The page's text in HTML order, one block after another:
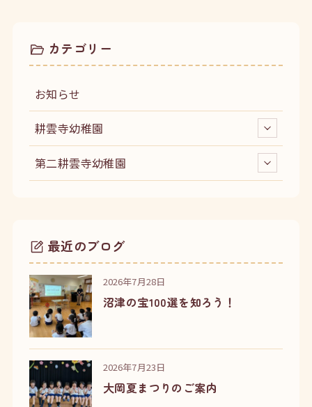
カテゴリー
お知らせ
耕雲寺幼稚園
第二耕雲寺幼稚園
最近のブログ
沼津の宝100選を知ろう！
2026年7月28日
大岡夏まつりのご案内
2026年7月23日